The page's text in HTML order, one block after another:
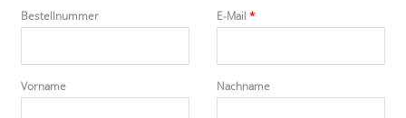
Bestellnummer E-Mail*
Vorname Nachname